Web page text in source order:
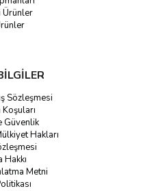
Ürünler
Sözleşmesi
Güvenlik
Hakları
Hakkı
Metni